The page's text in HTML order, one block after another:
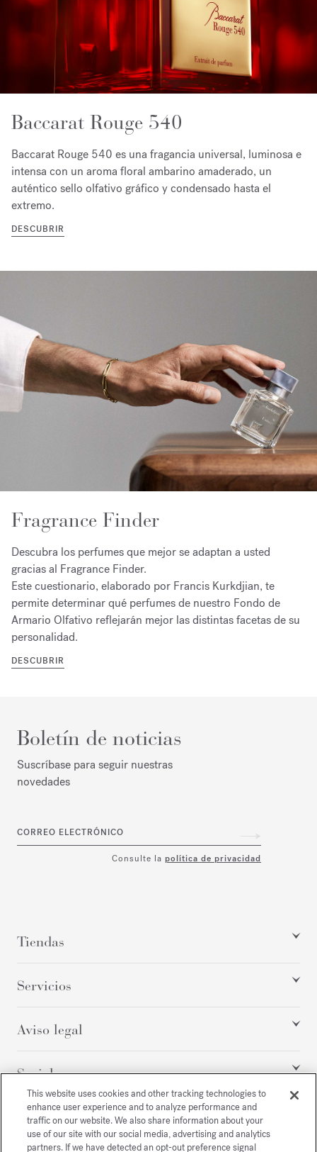
Baccarat Rouge 540
Baccarat Rouge 540 es una fragancia universal, luminosa e
intensa con un aroma floral ambarino amaderado, un
auténtico sello olfativo gráfico y condensado hasta el
extremo.
DESCUBRIR
Fragrance Finder
Descubra los perfumes que mejor se adaptan a usted
gracias al Fragrance Finder.
Este cuestionario, elaborado por Francis Kurkdjian, te
permite determinar qué perfumes de nuestro Fondo de
Armario Olfativo reflejarán mejor las distintas facetas de su
personalidad.
DESCUBRIR
Boletín de noticias
Suscríbase para seguir nuestras
novedades
CORREO ELECTRÓNICO
Consulte la política de privacidad
Tiendas
Servicios
Aviso legal
Social
Todos los derechos reservados
This website uses cookies and other tracking technologies to
enhance user experience and to analyze performance and
traffic on our website. We also share information about your
use of our site with our social media, advertising and analytics
partners. If we have detected an opt-out preference signal